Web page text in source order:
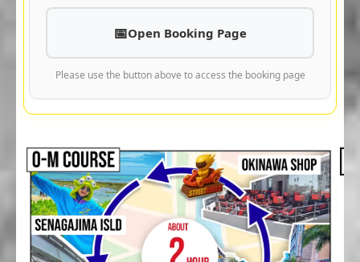
Open Booking Page
Please use the button above to access the booking page